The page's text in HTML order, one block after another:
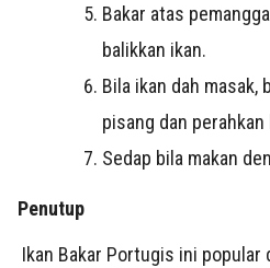
Bakar atas
balikkan ikan.
Bila ikan dah masak,
pisang dan
Sedap bila makan
Penutup
Ikan Bakar Portugis ini popular